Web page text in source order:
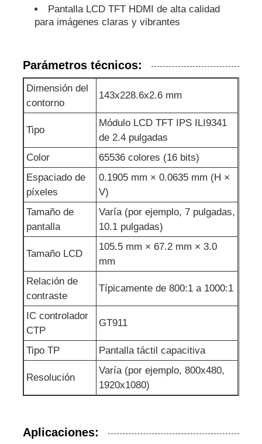
Muestra de UART LCD
Pantalla de papel electrónico
Pantalla LCD monocromática
Módulo del LCD del DIENTE
Exhibición de STN LCD
Panel de seguridad
Módulo de encargo de la exhibición del lcd
Pantalla LCD TFT HDMI de alta calidad
para imágenes claras y vibrantes
Parámetros técnicos:
Dimensión del
contorno
143x228.6x2.6 mm
Tipo
Módulo LCD TFT IPS ILI9341
de 2.4 pulgadas
Color
65536 colores (16 bits)
Espaciado de
píxeles
0.1905 mm × 0.0635 mm (H ×
V)
Tamaño de
pantalla
Varía (por ejemplo, 7 pulgadas,
10.1 pulgadas)
Tamaño LCD
105.5 mm × 67.2 mm × 3.0
mm
Relación de
contraste
Típicamente de 800:1 a 1000:1
IC controlador
CTP
GT911
Tipo TP Pantalla táctil capacitiva
Resolución
Varía (por ejemplo, 800x480,
1920x1080)
Aplicaciones: